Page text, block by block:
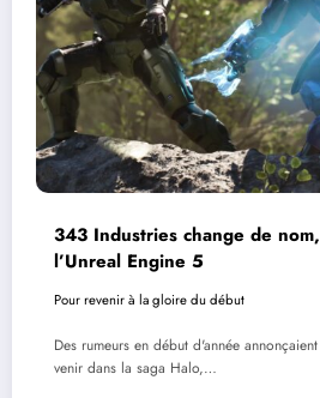
343 Industries change de
l’Unreal Engine 5
Pour revenir à la gloire du début
Des rumeurs en début d'année
venir dans la saga Halo,…